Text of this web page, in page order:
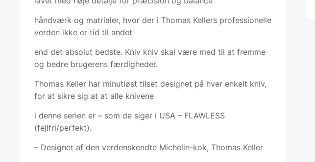
håndværk og matrialer, hvor der i Thomas Kellers professionelle
verden ikke er tid til andet
end det absolut bedste. Kniv kniv skal være med til at fremme
og bedre brugerens færdigheder.
Thomas Keller har minutiøst tilset designet på hver enkelt kniv,
for at sikre sig at at alle knivene
i denne serien er – som de siger i USA – FLAWLESS
(fejlfri/perfekt).
– Designet af den verdenskendte Michelin-kok, Thomas Keller